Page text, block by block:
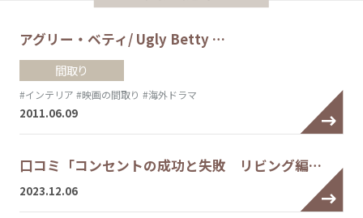
アグリー・ベティ/ Ugly Betty …
間取り
#インテリア #映画の間取り #海外ドラマ
2011.06.09
口コミ「コンセントの成功と失敗 リビング編…
2023.12.06